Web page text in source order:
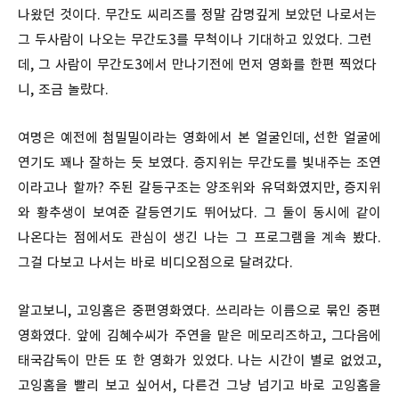
나왔던 것이다. 무간도 씨리즈를 정말 감명깊게 보았던 나로서는
그 두사람이 나오는 무간도3를 무척이나 기대하고 있었다. 그런
데, 그 사람이 무간도3에서 만나기전에 먼저 영화를 한편 찍었다
니, 조금 놀랐다.
여명은 예전에 첨밀밀이라는 영화에서 본 얼굴인데, 선한 얼굴에
연기도 꽤나 잘하는 듯 보였다. 증지위는 무간도를 빛내주는 조연
이라고나 할까? 주된 갈등구조는 양조위와 유덕화였지만, 증지위
와 황추생이 보여준 갈등연기도 뛰어났다. 그 둘이 동시에 같이
나온다는 점에서도 관심이 생긴 나는 그 프로그램을 계속 봤다.
그걸 다보고 나서는 바로 비디오점으로 달려갔다.
알고보니, 고잉홈은 중편영화였다. 쓰리라는 이름으로 묶인 중편
영화였다. 앞에 김혜수씨가 주연을 맡은 메모리즈하고, 그다음에
태국감독이 만든 또 한 영화가 있었다. 나는 시간이 별로 없었고,
고잉홈을 빨리 보고 싶어서, 다른건 그냥 넘기고 바로 고잉홈을